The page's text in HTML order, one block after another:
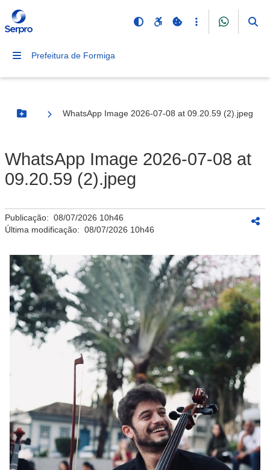
Prefeitura de Formiga
Botão Menu
WhatsApp Image 2026-07-08 at 09.20.59 (2).jpeg
WhatsApp Image 2026-07-08 at
09.20.59 (2).jpeg
Publicação: 08/07/2026 10h46
Última modificação: 08/07/2026 10h46